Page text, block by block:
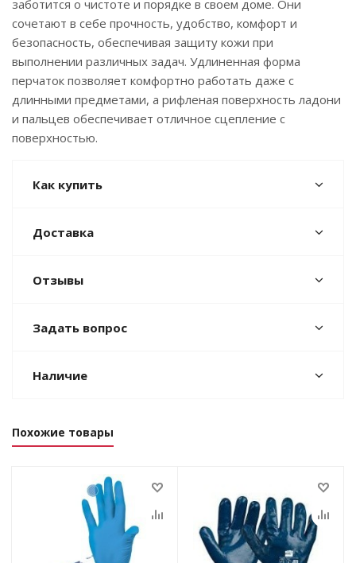
заботится о чистоте и порядке в своем доме. Они
сочетают в себе прочность, удобство, комфорт и
безопасность, обеспечивая защиту кожи при
выполнении различных задач. Удлиненная форма
перчаток позволяет комфортно работать даже с
длинными предметами, а рифленая поверхность ладони
и пальцев обеспечивает отличное сцепление с
поверхностью.
Как купить
Доставка
Отзывы
Задать вопрос
Наличие
Похожие товары